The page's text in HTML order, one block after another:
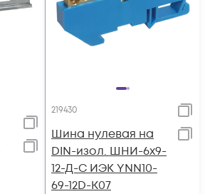
219430
Шина нулевая на
DIN-изол. ШНИ-6х9-
12-Д-С ИЭК YNN10-
69-12D-K07